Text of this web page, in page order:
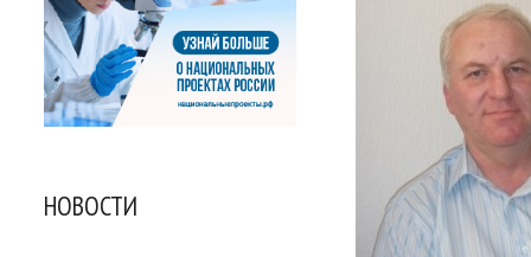
НОВОСТИ